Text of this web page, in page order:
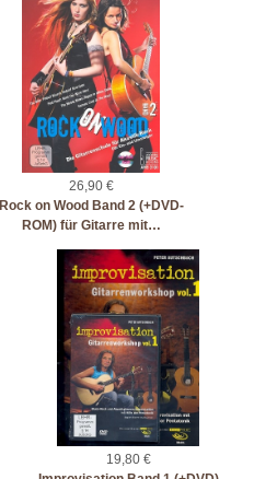
26,90 €
Rock on Wood Band 2 (+DVD-
ROM) für Gitarre mit…
19,80 €